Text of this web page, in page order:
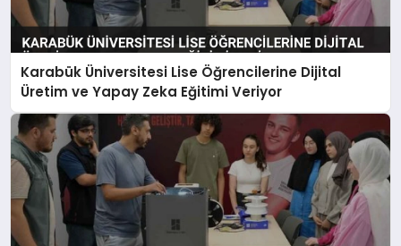
Karabük Üniversitesi Lise Öğrencilerine Dijital
Üretim ve Yapay Zeka Eğitimi Veriyor